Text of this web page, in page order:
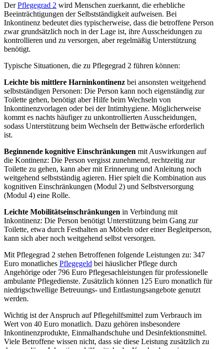
DerPflegegrad 2 wird Menschen zuerkannt, die erhebliche
Beeinträchtigungen der Selbstständigkeit aufweisen. Bei
Inkontinenz bedeutet dies typischerweise, dass die betroffene Person
zwar grundsätzlich noch in der Lage ist, ihre Ausscheidungen zu
kontrollieren und zu versorgen, aber regelmäßig Unterstützung
benötigt.
Typische Situationen, die zu Pflegegrad 2 führen können:
Leichte bis mittlere Harninkontinenz bei ansonsten weitgehend
selbstständigen Personen: Die Person kann noch eigenständig zur
Toilette gehen, benötigt aber Hilfe beim Wechseln von
Inkontinenzvorlagen oder bei der Intimhygiene. Möglicherweise
kommt es nachts häufiger zu unkontrollierten Ausscheidungen,
sodass Unterstützung beim Wechseln der Bettwäsche erforderlich
ist.
Beginnende kognitive Einschränkungen mit Auswirkungen auf
die Kontinenz: Die Person vergisst zunehmend, rechtzeitig zur
Toilette zu gehen, kann aber mit Erinnerung und Anleitung noch
weitgehend selbstständig agieren. Hier spielt die Kombination aus
kognitiven Einschränkungen (Modul 2) und Selbstversorgung
(Modul 4) eine Rolle.
Leichte Mobilitätseinschränkungen in Verbindung mit
Inkontinenz: Die Person benötigt Unterstützung beim Gang zur
Toilette, etwa durch Festhalten an Möbeln oder einer Begleitperson,
kann sich aber noch weitgehend selbst versorgen.
Mit Pflegegrad 2 stehen Betroffenen folgende Leistungen zu: 347
Euro monatliches Pflegegeld bei häuslicher Pflege durch
Angehörige oder 796 Euro Pflegesachleistungen für professionelle
ambulante Pflegedienste. Zusätzlich können 125 Euro monatlich für
niedrigschwellige Betreuungs- und Entlastungsangebote genutzt
werden.
Wichtig ist der Anspruch auf Pflegehilfsmittel zum Verbrauch im
Wert von 40 Euro monatlich. Dazu gehören insbesondere
Inkontinenzprodukte, Einmalhandschuhe und Desinfektionsmittel.
Viele Betroffene wissen nicht, dass sie diese Leistung zusätzlich zu